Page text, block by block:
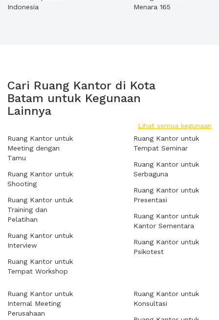
Indonesia
Menara 165
Cari Ruang Kantor di Kota
Batam untuk Kegunaan
Lainnya
Lihat semua kegunaan
Ruang Kantor untuk
Meeting dengan
Tamu
Ruang Kantor untuk
Shooting
Ruang Kantor untuk
Training dan
Pelatihan
Ruang Kantor untuk
Interview
Ruang Kantor untuk
Tempat Workshop
Ruang Kantor untuk
Tempat Seminar
Ruang Kantor untuk
Serbaguna
Ruang Kantor untuk
Presentasi
Ruang Kantor untuk
Kantor Sementara
Ruang Kantor untuk
Psikotest
Ruang Kantor untuk
Internal Meeting
Perusahaan
Ruang Kantor untuk
Konsultasi